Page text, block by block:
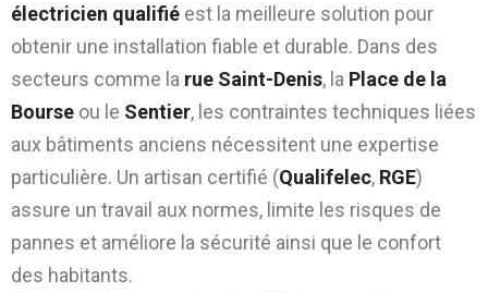
électricien qualifié est la meilleure solution pour
obtenir une installation fiable et durable. Dans des
secteurs comme la rue Saint-Denis, la Place de la
Bourse ou le Sentier, les contraintes techniques liées
aux bâtiments anciens nécessitent une expertise
particulière. Un artisan certifié (Qualifelec, RGE)
assure un travail aux normes, limite les risques de
pannes et améliore la sécurité ainsi que le confort
des habitants.